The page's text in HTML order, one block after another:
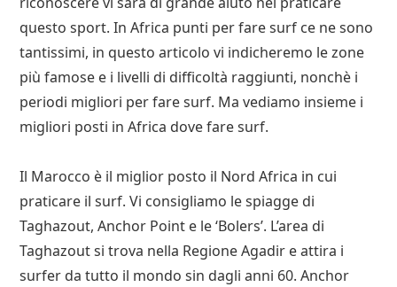
questo sport. In Africa punti per fare surf ce ne sono
tantissimi, in questo articolo vi indicheremo le zone
più famose e i livelli di difficoltà raggiunti, nonchè i
periodi migliori per fare surf. Ma vediamo insieme i
migliori posti in Africa dove fare surf.
Il Marocco è il miglior posto il Nord Africa in cui
praticare il surf. Vi consigliamo le spiagge di
Taghazout, Anchor Point e le ‘Bolers’. L’area di
Taghazout si trova nella Regione Agadir e attira i
surfer da tutto il mondo sin dagli anni 60. Anchor